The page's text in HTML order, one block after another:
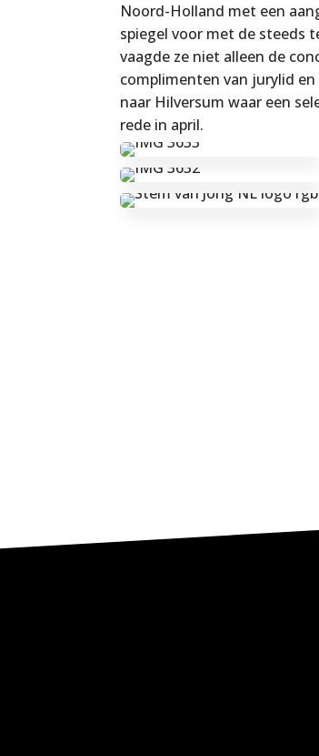
Noord-Holland met een
spiegel voor met de steeds
vaagde ze niet alleen de
complimenten van jurylid
naar Hilversum waar een
rede in april.